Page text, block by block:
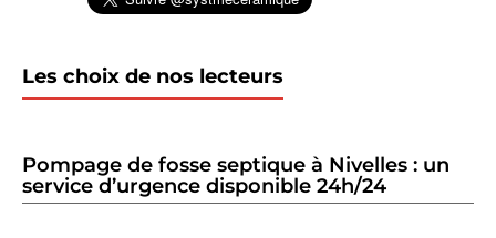
Les choix de nos lecteurs
Pompage de fosse septique à Nivelles : un
service d’urgence disponible 24h/24